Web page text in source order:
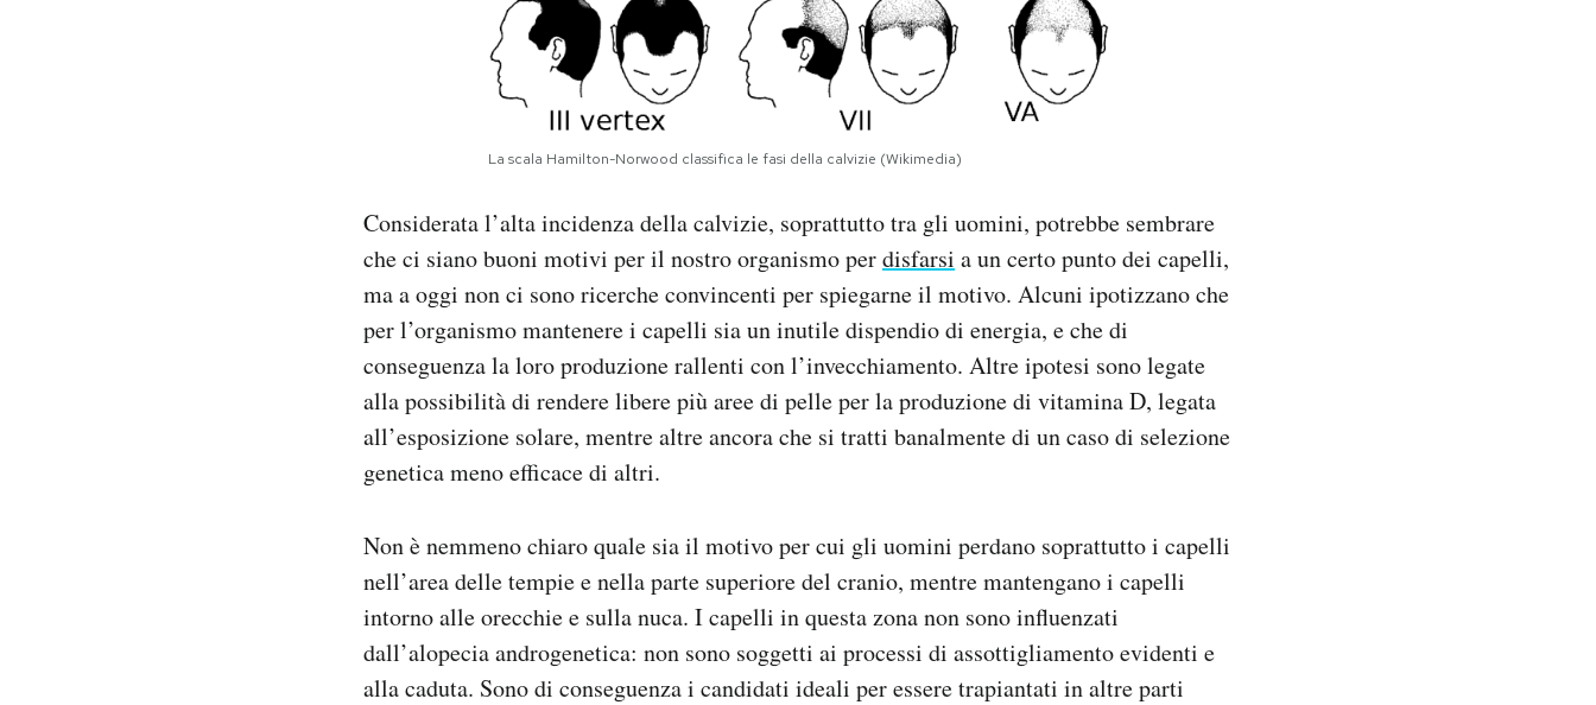
La scala Hamilton-Norwood classifica le fasi della calvizie (Wikimedia)
Considerata l’alta incidenza della calvizie, soprattutto tra gli uomini, potrebbe sembrare
che ci siano buoni motivi per il nostro organismo perdisfarsi a un certo punto dei capelli,
ma a oggi non ci sono ricerche convincenti per spiegarne il motivo. Alcuni ipotizzano che
per l’organismo mantenere i capelli sia un inutile dispendio di energia, e che di
conseguenza la loro produzione rallenti con l’invecchiamento. Altre ipotesi sono legate
alla possibilità di rendere libere più aree di pelle per la produzione di vitamina D, legata
all’esposizione solare, mentre altre ancora che si tratti banalmente di un caso di selezione
genetica meno efficace di altri.
Non è nemmeno chiaro quale sia il motivo per cui gli uomini perdano soprattutto i capelli
nell’area delle tempie e nella parte superiore del cranio, mentre mantengano i capelli
intorno alle orecchie e sulla nuca. I capelli in questa zona non sono influenzati
dall’alopecia androgenetica: non sono soggetti ai processi di assottigliamento evidenti e
alla caduta. Sono di conseguenza i candidati ideali per essere trapiantati in altre parti